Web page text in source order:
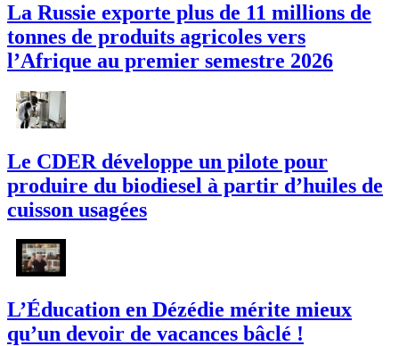
La Russie exporte plus de 11 millions de
tonnes de produits agricoles vers
l’Afrique au premier semestre 2026
Le CDER développe un pilote pour
produire du biodiesel à partir d’huiles de
cuisson usagées
L’Éducation en Dézédie mérite mieux
qu’un devoir de vacances bâclé !